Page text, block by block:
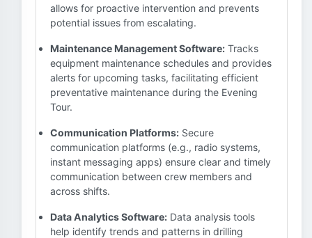
allows for proactive intervention and prevents
potential issues from escalating.
Maintenance Management Software: Tracks
equipment maintenance schedules and provides
alerts for upcoming tasks, facilitating efficient
preventative maintenance during the Evening
Tour.
Communication Platforms: Secure
communication platforms (e.g., radio systems,
instant messaging apps) ensure clear and timely
communication between crew members and
across shifts.
Data Analytics Software: Data analysis tools
help identify trends and patterns in drilling